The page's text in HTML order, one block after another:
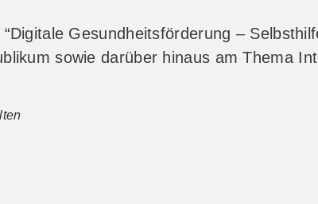
Gesundheitsförderung –
sowie darüber hinaus am Thema